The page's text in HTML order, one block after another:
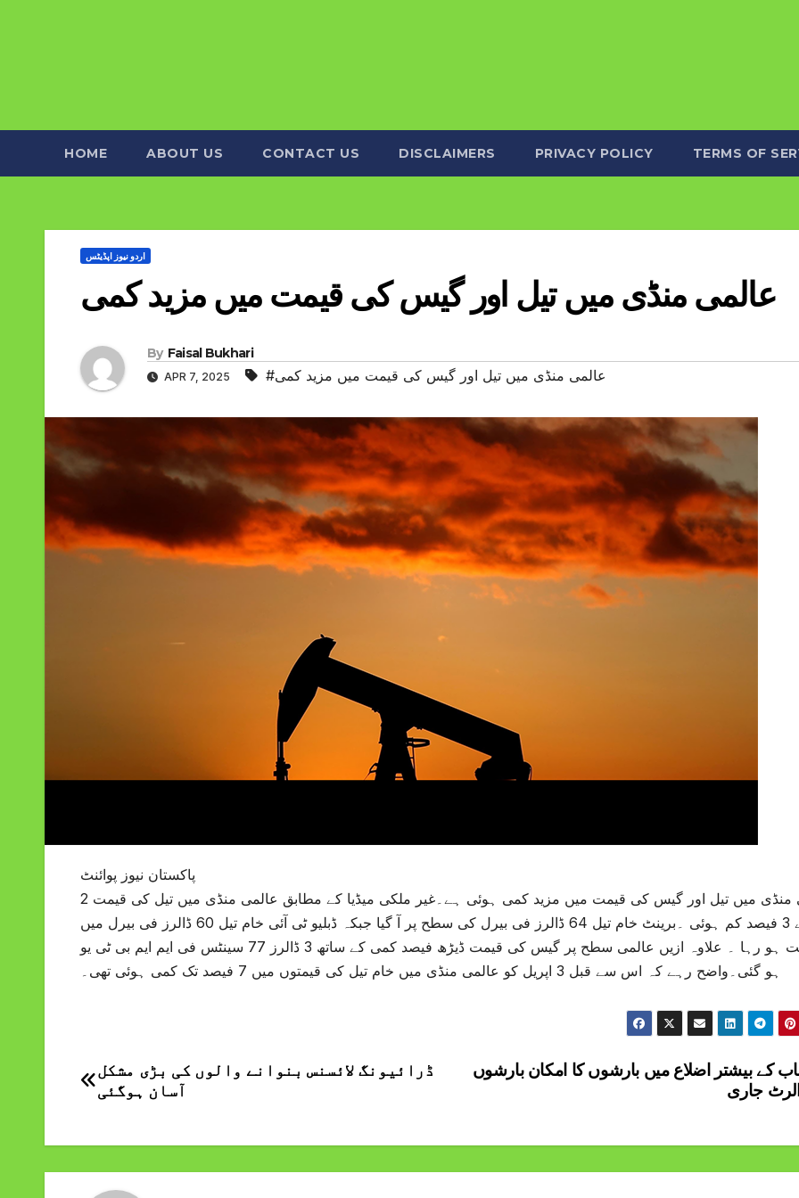
HOME ABOUT US CONTACT US DISCLAIMERS PRIVACY POLICY TERMS OF
اردو نیوز اپڈیٹس
عالمی منڈی میں تیل اور گیس کی قیمت میں مزید کمی
By Faisal Bukhari
APR 7, 2025 #عالمی منڈی میں تیل اور گیس کی قیمت میں مزید کمی
پاکستان نیوز پوائنٹ
عالمی منڈی میں تیل اور گیس کی قیمت میں مزید کمی ہوئی ہے۔غیر ملکی میڈیا کے مطابق عالمی منڈی میں تیل کی قیمت 2
سے 3 فیصد کم ہوئی ۔برینٹ خام تیل 64 ڈالرز فی بیرل کی سطح پر آ گیا جبکہ ڈبلیو ٹی آئی خام تیل 60 ڈالرز فی بیرل میں
فروخت ہو رہا ۔ علاوہ ازیں عالمی سطح پر گیس کی قیمت ڈیڑھ فیصد کمی کے ساتھ 3 ڈالرز 77 سینٹس فی ایم ایم بی ٹی یو
ہو گئی۔واضح رہے کہ اس سے قبل 3 اپریل کو عالمی منڈی میں خام تیل کی قیمتوں میں 7 فیصد تک کمی ہوئی تھی۔
Post
کے بیشتر اضلاع میں بارشوں کا امکان بارشوں
جاری
ڈرائیونگ لائسنس بنوانے والوں کی بڑی مشکل
آسان ہوگئی